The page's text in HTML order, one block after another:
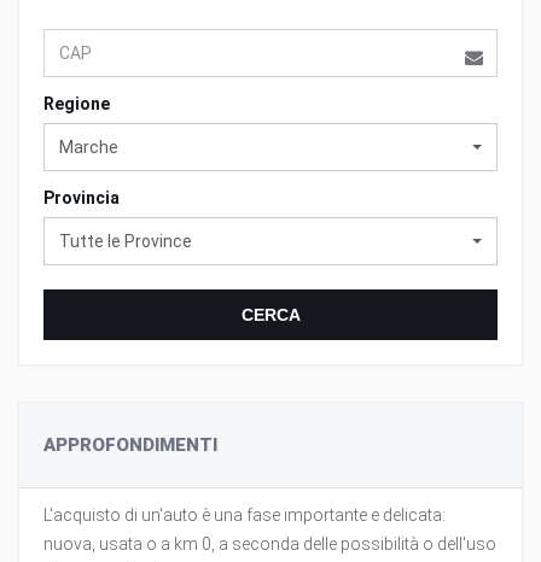
Regione
Marche
Provincia
Tutte le Province
CERCA
APPROFONDIMENTI
L'acquisto di un'auto è una fase importante e delicata:
nuova, usata o a km 0, a seconda delle possibilità o dell'uso